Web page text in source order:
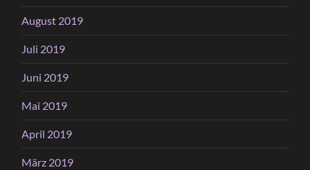
August 2019
Juli 2019
Juni 2019
Mai 2019
April 2019
März 2019